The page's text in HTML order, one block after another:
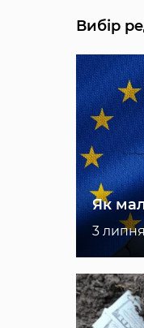
Вибір
Як
3 липня